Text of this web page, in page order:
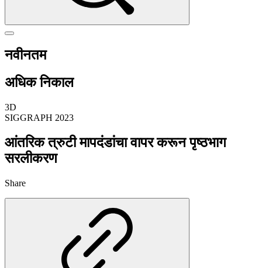
नवीनतम
अधिक निकाल
3D
SIGGRAPH 2023
आंतरिक त्रुटी मापदंडांचा वापर करून पृष्ठभाग
सरलीकरण
Share